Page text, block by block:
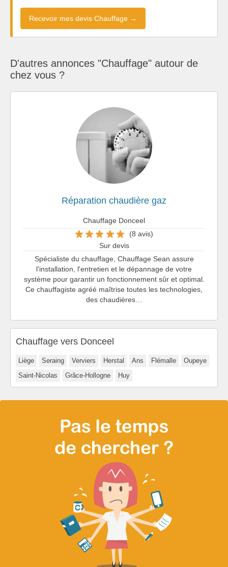
Recevoir mes devis Chauffage →
D'autres annonces "Chauffage" autour de
chez vous ?
Réparation chaudière gaz
Chauffage Donceel
(8 avis)
Sur devis
Spécialiste du chauffage, Chauffage Sean assure
l'installation, l'entretien et le dépannage de votre
système pour garantir un fonctionnement sûr et optimal.
Ce chauffagiste agréé maîtrise toutes les technologies,
des chaudières…
Chauffage vers Donceel
Liège Seraing Verviers Herstal Ans Flémalle
Oupeye
Saint-Nicolas
Grâce-Hollogne Huy